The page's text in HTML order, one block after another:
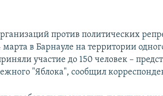
против политических
марта в Барнауле на территории
участие до 150 человек –
"Яблока", сообщил